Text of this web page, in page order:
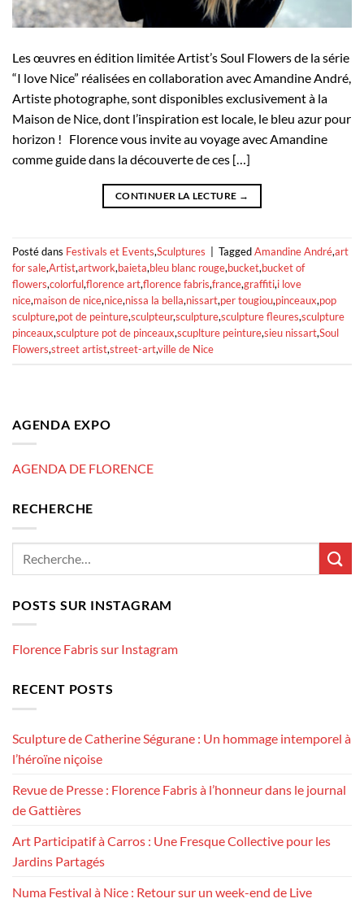
Les œuvres en édition limitée Artist’s Soul Flowers de la série
“I love Nice” réalisées en collaboration avec Amandine André,
Artiste photographe, sont disponibles exclusivement à la
Maison de Nice, dont l’inspiration est locale, le bleu azur pour
horizon ! Florence vous invite au voyage avec Amandine
comme guide dans la découverte de ces […]
CONTINUER LA LECTURE →
Posté dans Festivals et Events,Sculptures TaggedAmandine André,art
for sale,Artist,artwork,baieta,bleu blanc rouge,bucket,bucket of
flowers,colorful,florence art,florence fabris,france,graffiti,i love
nice,maison de nice,nice,nissa la bella,nissart,per tougiou,pinceaux,pop
sculpture,pot de peinture,sculpteur,sculpture,sculpture fleures,sculpture
pinceaux,sculpture pot de pinceaux,scuplture peinture,sieu nissart,Soul
Flowers,street artist,street-art,ville de Nice
AGENDA EXPO
AGENDA DE FLORENCE
RECHERCHE
POSTS SUR INSTAGRAM
Florence Fabris sur Instagram
RECENT POSTS
Sculpture de Catherine Ségurane : Un hommage intemporel à
l’héroïne niçoise
Revue de Presse : Florence Fabris à l’honneur dans le journal
de Gattières
Art Participatif à Carros : Une Fresque Collective pour les
Jardins Partagés
Numa Festival à Nice : Retour sur un week-end de Live